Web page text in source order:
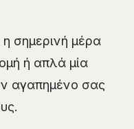
η σημερινή μέρα
ή απλά μία
αγαπημένο σας